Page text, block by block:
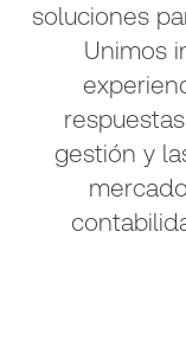
soluciones
Unimos
gestión y